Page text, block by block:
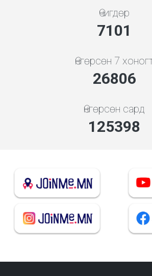
Өчигдөр
7608
Өнгөрсөн 7
28721
Өнгөрсөн сард
139867